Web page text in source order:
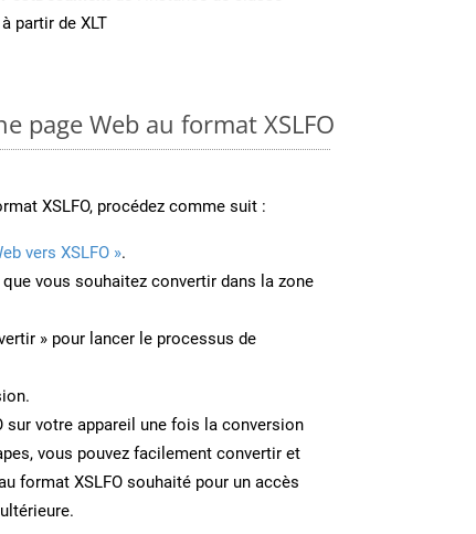
partir de XLT
page Web au format XSLFO
XSLFO, procédez comme suit :
vers XSLFO ».
que vous souhaitez convertir dans la zone
» pour lancer le processus de
sur votre appareil une fois la conversion
vous pouvez facilement convertir et
format XSLFO souhaité pour un accès